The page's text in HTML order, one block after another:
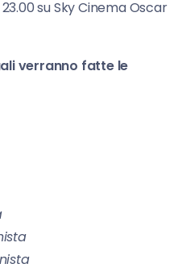
su Sky Cinema Oscar
verranno fatte le